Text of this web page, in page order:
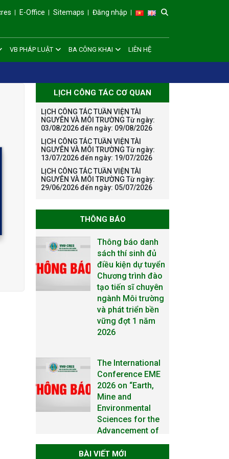
E-Office Sitemaps Đăng nhập
VB PHÁP LUẬT BA CÔNG KHAI LIÊN HỆ
LỊCH CÔNG TÁC CƠ QUAN
LỊCH CÔNG TÁC TUẦN VIỆN TÀI
NGUYÊN VÀ MÔI TRƯỜNG Từ ngày:
03/08/2026 đến ngày: 09/08/2026
LỊCH CÔNG TÁC TUẦN VIỆN TÀI
NGUYÊN VÀ MÔI TRƯỜNG Từ ngày:
13/07/2026 đến ngày: 19/07/2026
LỊCH CÔNG TÁC TUẦN VIỆN TÀI
NGUYÊN VÀ MÔI TRƯỜNG Từ ngày:
29/06/2026 đến ngày: 05/07/2026
THÔNG BÁO
sách thí sinh đủ
điều kiện dự tuyển
Chương trình đào
tạo tiến sĩ chuyên
ngành Môi trường
và phát triển bền
vững đợt 1 năm
2026
Conference EME
2026 on “Earth,
Mine and
Environmental
Sciences for the
Advancement of
Strategic
Technologies and
BÀI VIẾT MỚI